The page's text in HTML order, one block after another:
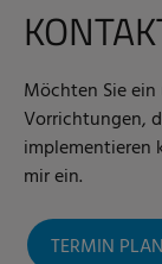
Möchten Sie
Vorrichtungen,
implementieren
mir ein.
TERMIN